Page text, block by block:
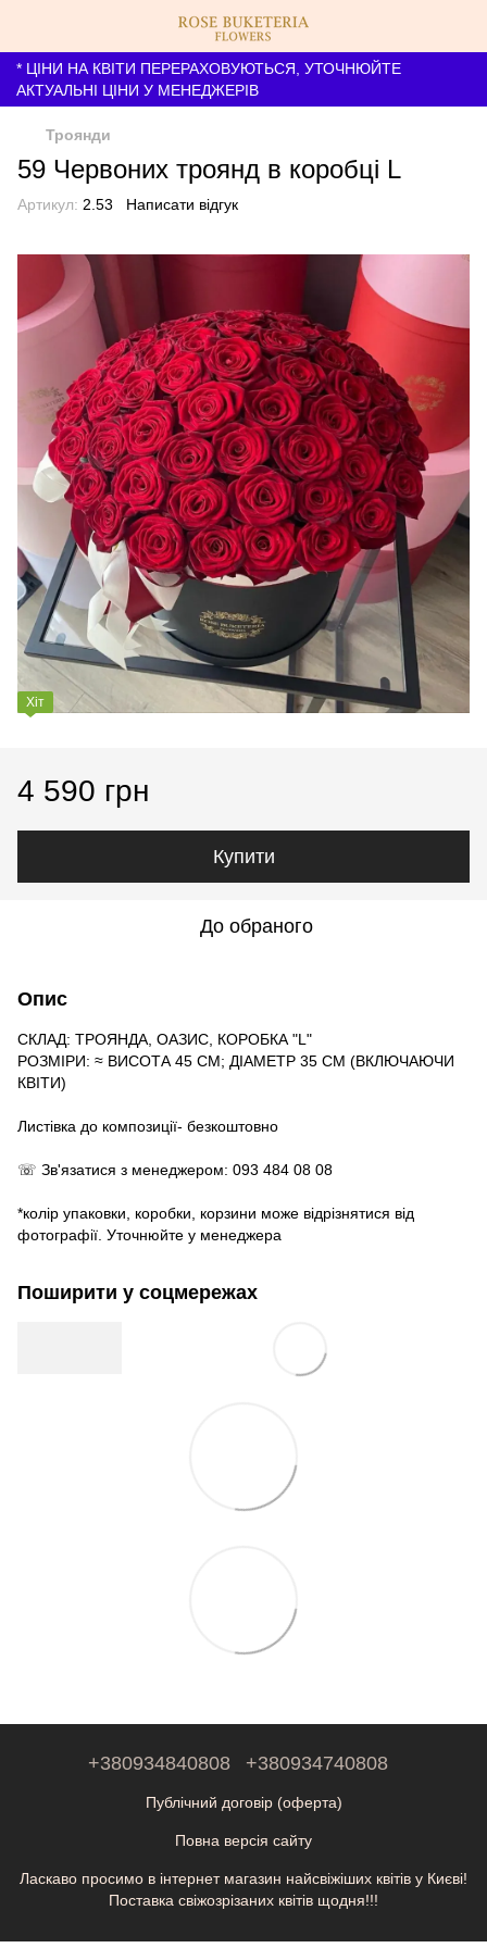
* ЦІНИ НА КВІТИ ПЕРЕРАХОВУЮТЬСЯ, УТОЧНЮЙТЕ
АКТУАЛЬНІ ЦІНИ У МЕНЕДЖЕРІВ
Троянди
59 Червоних троянд в коробці L
Артикул: 2.53 Написати відгук
Хіт
4 590 грн
Купити
До обраного
Опис
СКЛАД: ТРОЯНДА, ОАЗИС, КОРОБКА "L"
РОЗМІРИ: ≈ ВИСОТА 45 СМ; ДІАМЕТР 35 СМ (ВКЛЮЧАЮЧИ
КВІТИ)
Листівка до композиції- безкоштовно
☏ Зв'язатися з менеджером: 093 484 08 08
*колір упаковки, коробки, корзини може відрізнятися від
фотографії. Уточнюйте у менеджера
Поширити у соцмережах
+380934840808 +380934740808
Публічний договір (оферта)
Повна версія сайту
Ласкаво просимо в інтернет магазин найсвіжіших квітів у Києві!
Поставка свіжозрізаних квітів щодня!!!